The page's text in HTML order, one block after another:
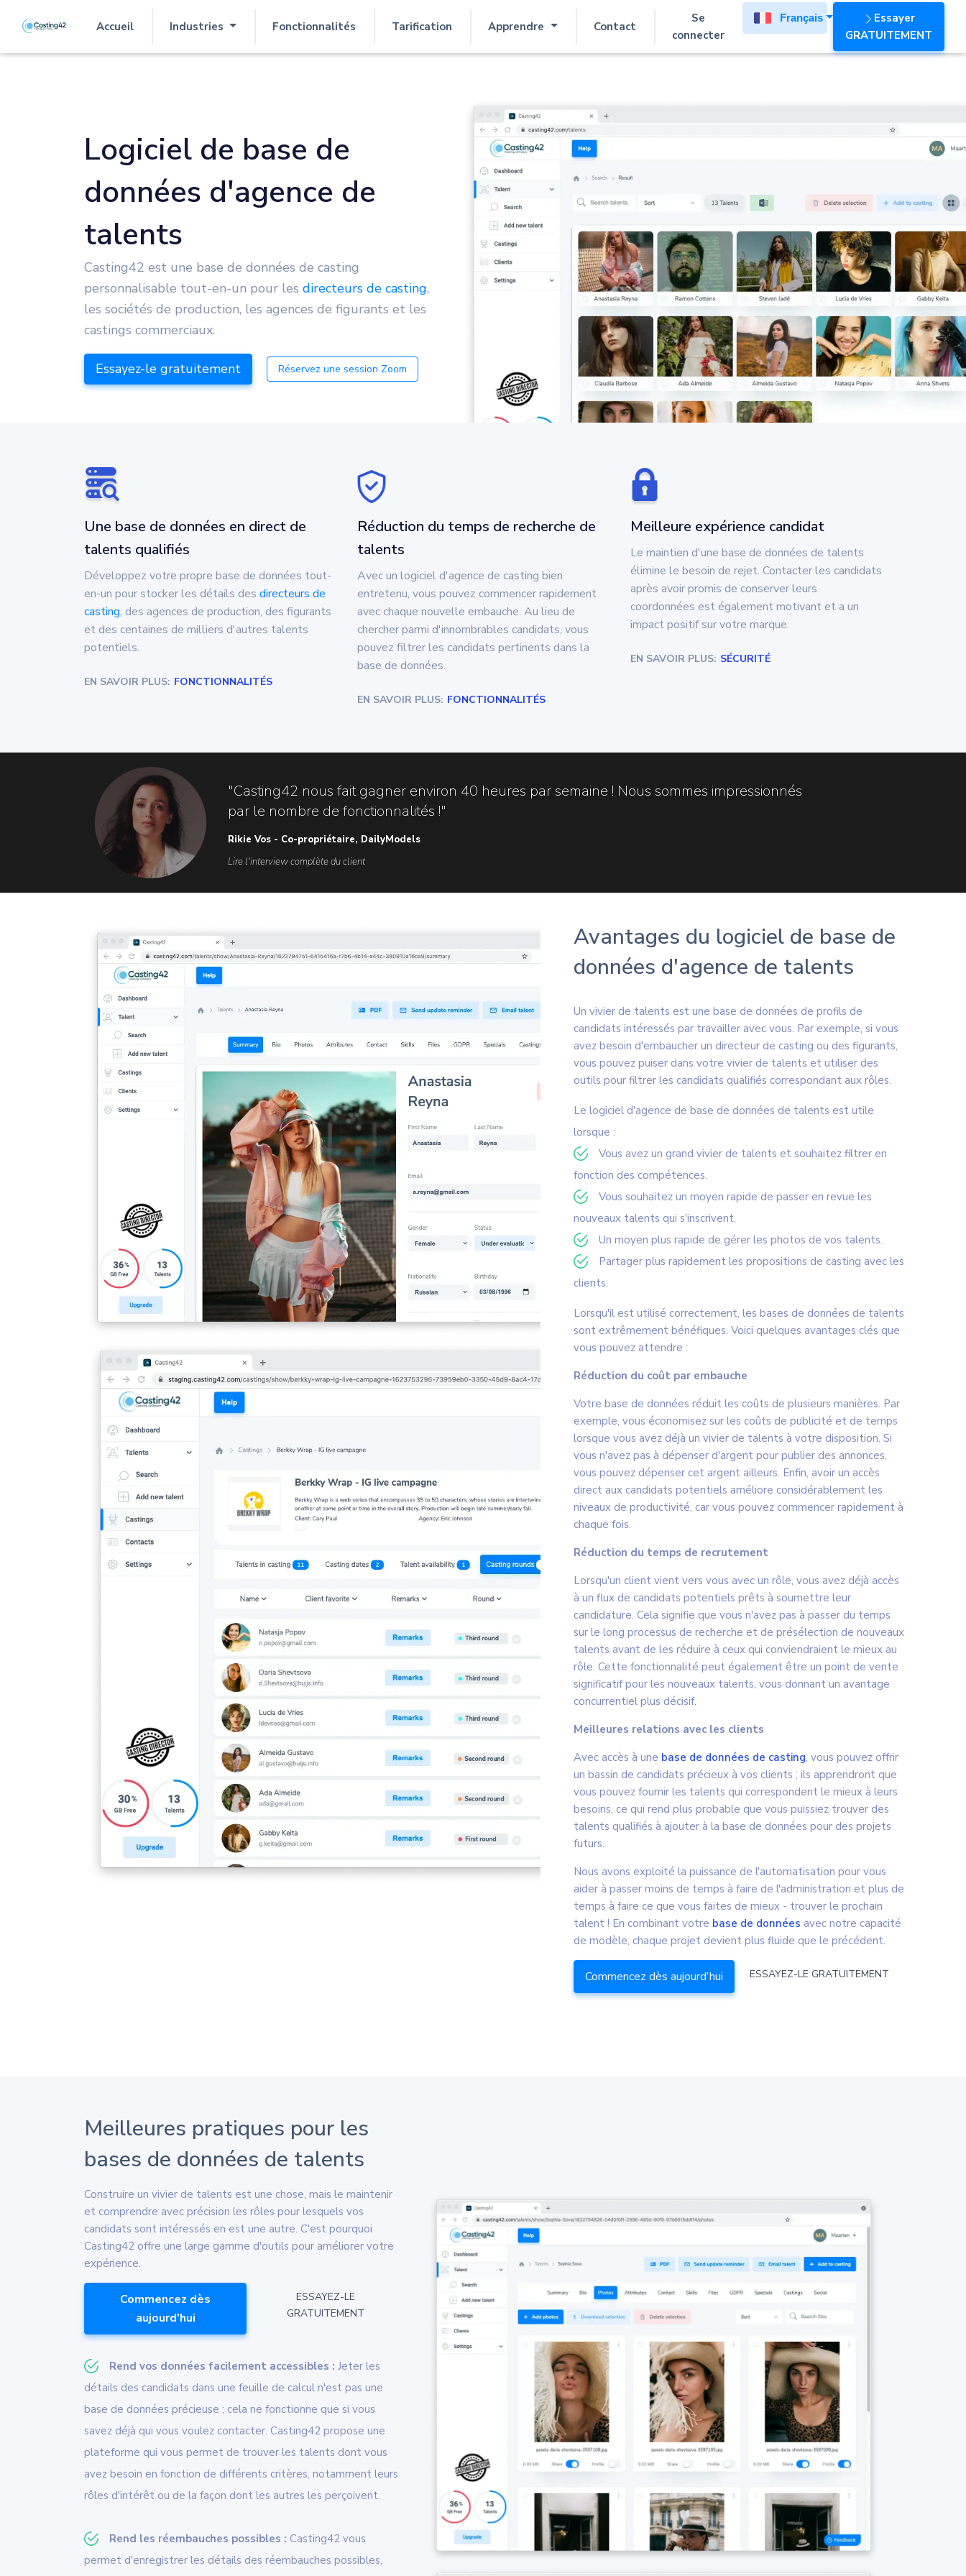
Accueil
(actuel)
Industries Fonctionnalités Tarification Apprendre Contact
Se
connecter
Français
Essayer
GRATUITEMENT
Logiciel de base de
données d'agence de
talents
Casting42 est une base de données de casting
personnalisable tout-en-un pour les directeurs de casting,
les sociétés de production, les agences de figurants et les
castings commerciaux.
Essayez-le gratuitement Réservez une session Zoom
Une base de données en direct de
talents qualifiés
Développez votre propre base de données tout-
en-un pour stocker les détails des directeurs de
casting, des agences de production, des figurants
et des centaines de milliers d'autres talents
potentiels.
EN SAVOIR PLUS: FONCTIONNALITÉS
Réduction du temps de recherche de
talents
Avec un logiciel d'agence de casting bien
entretenu, vous pouvez commencer rapidement
avec chaque nouvelle embauche. Au lieu de
chercher parmi d'innombrables candidats, vous
pouvez filtrer les candidats pertinents dans la
base de données.
EN SAVOIR PLUS: FONCTIONNALITÉS
Meilleure expérience candidat
Le maintien d'une base de données de talents
élimine le besoin de rejet. Contacter les candidats
après avoir promis de conserver leurs
coordonnées est également motivant et a un
impact positif sur votre marque.
EN SAVOIR PLUS: SÉCURITÉ
"Casting42 nous fait gagner environ 40 heures par semaine ! Nous sommes impressionnés
par le nombre de fonctionnalités !"
Rikie Vos - Co-propriétaire, DailyModels
Lire l'interview complète du client
Avantages du logiciel de base de
données d'agence de talents
Un vivier de talents est une base de données de profils de
candidats intéressés par travailler avec vous. Par exemple, si vous
avez besoin d'embaucher un directeur de casting ou des figurants,
vous pouvez puiser dans votre vivier de talents et utiliser des
outils pour filtrer les candidats qualifiés correspondant aux rôles.
Le logiciel d'agence de base de données de talents est utile
lorsque :
Vous avez un grand vivier de talents et souhaitez filtrer en
fonction des compétences.
Vous souhaitez un moyen rapide de passer en revue les
nouveaux talents qui s'inscrivent.
Un moyen plus rapide de gérer les photos de vos talents.
Partager plus rapidement les propositions de casting avec les
clients.
Lorsqu'il est utilisé correctement, les bases de données de talents
sont extrêmement bénéfiques. Voici quelques avantages clés que
vous pouvez attendre :
Réduction du coût par embauche
Votre base de données réduit les coûts de plusieurs manières. Par
exemple, vous économisez sur les coûts de publicité et de temps
lorsque vous avez déjà un vivier de talents à votre disposition. Si
vous n'avez pas à dépenser d'argent pour publier des annonces,
vous pouvez dépenser cet argent ailleurs. Enfin, avoir un accès
direct aux candidats potentiels améliore considérablement les
niveaux de productivité, car vous pouvez commencer rapidement à
chaque fois.
Réduction du temps de recrutement
Lorsqu'un client vient vers vous avec un rôle, vous avez déjà accès
à un flux de candidats potentiels prêts à soumettre leur
candidature. Cela signifie que vous n'avez pas à passer du temps
sur le long processus de recherche et de présélection de nouveaux
talents avant de les réduire à ceux qui conviendraient le mieux au
rôle. Cette fonctionnalité peut également être un point de vente
significatif pour les nouveaux talents, vous donnant un avantage
concurrentiel plus décisif.
Meilleures relations avec les clients
Avec accès à une base de données de casting, vous pouvez offrir
un bassin de candidats précieux à vos clients ; ils apprendront que
vous pouvez fournir les talents qui correspondent le mieux à leurs
besoins, ce qui rend plus probable que vous puissiez trouver des
talents qualifiés à ajouter à la base de données pour des projets
futurs.
Nous avons exploité la puissance de l'automatisation pour vous
aider à passer moins de temps à faire de l'administration et plus de
temps à faire ce que vous faites de mieux - trouver le prochain
talent ! En combinant votre base de données avec notre capacité
de modèle, chaque projet devient plus fluide que le précédent.
Commencez dès aujourd'hui ESSAYEZ-LE GRATUITEMENT
Meilleures pratiques pour les
bases de données de talents
Construire un vivier de talents est une chose, mais le maintenir
et comprendre avec précision les rôles pour lesquels vos
candidats sont intéressés en est une autre. C'est pourquoi
Casting42 offre une large gamme d'outils pour améliorer votre
expérience.
Commencez dès
aujourd'hui
ESSAYEZ-LE
GRATUITEMENT
Rend vos données facilement accessibles : Jeter les
détails des candidats dans une feuille de calcul n'est pas une
base de données précieuse ; cela ne fonctionne que si vous
savez déjà qui vous voulez contacter. Casting42 propose une
plateforme qui vous permet de trouver les talents dont vous
avez besoin en fonction de différents critères, notamment leurs
rôles d'intérêt ou de la façon dont les autres les perçoivent.
Rend les réembauches possibles : Casting42 vous
permet d'enregistrer les détails des réembauches possibles,